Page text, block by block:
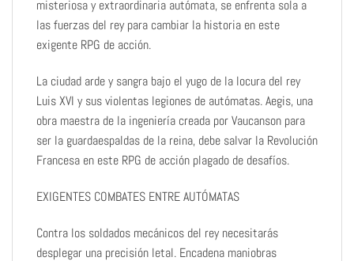
misteriosa y extraordinaria autómata, se enfrenta sola a
las fuerzas del rey para cambiar la historia en este
exigente RPG de acción.
La ciudad arde y sangra bajo el yugo de la locura del rey
Luis XVI y sus violentas legiones de autómatas. Aegis, una
obra maestra de la ingeniería creada por Vaucanson para
ser la guardaespaldas de la reina, debe salvar la Revolución
Francesa en este RPG de acción plagado de desafíos.
EXIGENTES COMBATES ENTRE AUTÓMATAS
Contra los soldados mecánicos del rey necesitarás
desplegar una precisión letal. Encadena maniobras